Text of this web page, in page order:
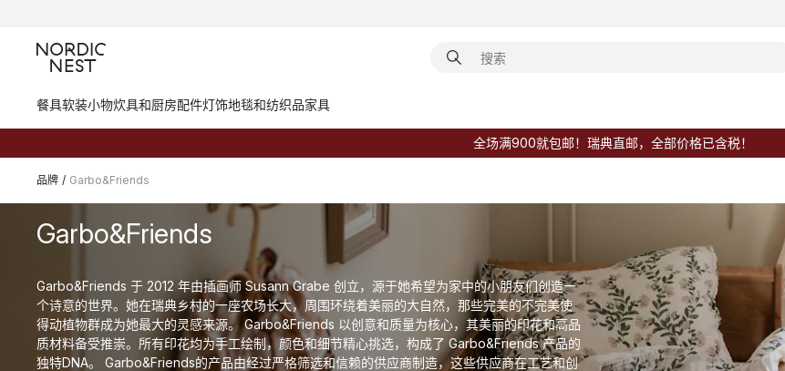
餐具软装小物炊具和厨房配件灯饰地毯和纺织品家具
全场满900就包邮！瑞典直邮，全部价格已含税！
品牌 / Garbo&Friends
Garbo&Friends
Garbo&Friends 于 2012 年由插画师 Susann Grabe 创立，源于她希望为家中的小朋友们创造一
个诗意的世界。她在瑞典乡村的一座农场长大，周围环绕着美丽的大自然，那些完美的不完美使
得动植物群成为她最大的灵感来源。 Garbo&Friends 以创意和质量为核心，其美丽的印花和高品
质材料备受推崇。所有印花均为手工绘制，颜色和细节精心挑选，构成了 Garbo&Friends 产品的
独特DNA。 Garbo&Friends的产品由经过严格筛选和信赖的供应商制造，这些供应商在工艺和创